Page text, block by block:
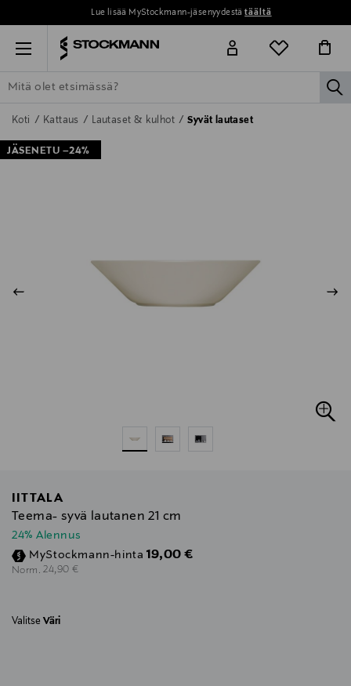
Lue lisää MyStockmann-jäsenyydestätäältä
Menu
ETSI KAIKKI NAISET MIEHET LAPSET KOTI
Koti Kattaus Lautaset & kulhot Syvät lautaset
JÄSENETU –24%
IITTALA
Teema- syvä lautanen 21 cm
24% Alennus
MyStockmann-hinta Discounted Price
19,00 €
Norm. Original Price
24,90 €
Valitse Väri